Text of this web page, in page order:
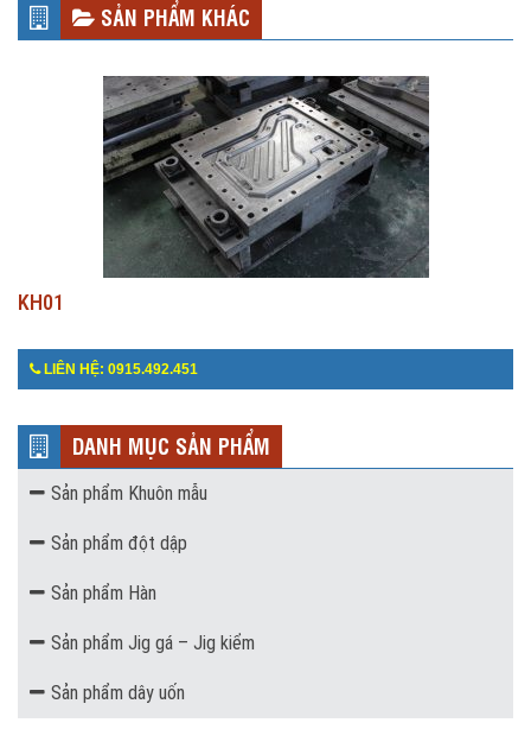
SẢN PHẨM KHÁC
KH01
LIÊN HỆ: 0915.492.451
DANH MỤC SẢN PHẨM
Sản phẩm Khuôn mẫu
Sản phẩm đột dập
Sản phẩm Hàn
Sản phẩm Jig gá – Jig kiểm
Sản phẩm dây uốn